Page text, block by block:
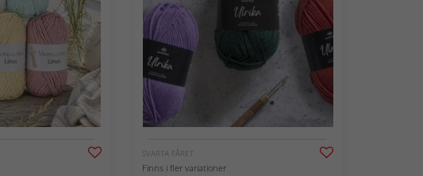
SVARTA FÅRET
Finns i fler variationer